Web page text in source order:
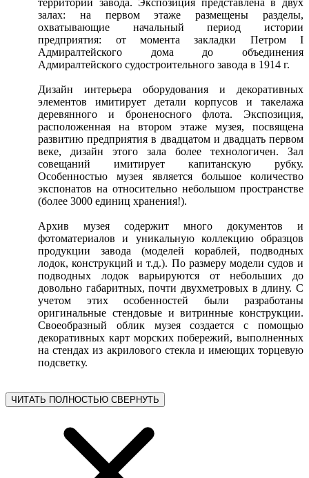
залах: на первом этаже размещены разделы,
охватывающие начальный период истории
предприятия: от момента закладки Петром I
Адмиралтейского дома до объединения
Адмиралтейского судостроительного завода в 1914 г.
Дизайн интерьера оборудования и декоративных
элементов имитирует детали корпусов и такелажа
деревянного и броненосного флота. Экспозиция,
расположенная на втором этаже музея, посвящена
развитию предприятия в двадцатом и двадцать первом
веке, дизайн этого зала более технологичен. Зал
совещаний имитирует капитанскую рубку.
Особенностью музея является большое количество
экспонатов на относительно небольшом пространстве
(более 3000 единиц хранения!).
Архив музея содержит много документов и
фотоматериалов и уникальную коллекцию образцов
продукции завода (моделей кораблей, подводных
лодок, конструкций и т.д.). По размеру модели судов и
подводных лодок варьируются от небольших до
довольно габаритных, почти двухметровых в длину. С
учетом этих особенностей были разработаны
оригинальные стендовые и витринные конструкции.
Своеобразный облик музея создается с помощью
декоративных карт морских побережий, выполненных
на стендах из акрилового стекла и имеющих торцевую
подсветку.
ЧИТАТЬ ПОЛНОСТЬЮ СВЕРНУТЬ